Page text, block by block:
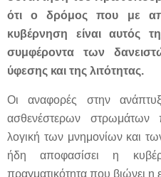
ότι ο δρόμος που με
κυβέρνηση είναι αυτός
συμφέροντα των
ύφεσης και της λιτότητας.
Οι αναφορές στην
ασθενέστερων στρωμάτων
λογική των μνημονίων και
ήδη αποφασίσει η
πραγματικότητα που βιώνει η